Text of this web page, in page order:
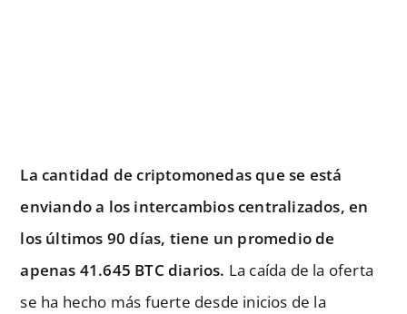
La cantidad de criptomonedas que se está
enviando a los intercambios centralizados, en
los últimos 90 días, tiene un promedio de
apenas 41.645 BTC diarios. La caída de la oferta
se ha hecho más fuerte desde inicios de la